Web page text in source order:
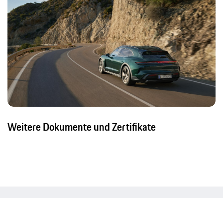
Weitere Dokumente und Zertifikate